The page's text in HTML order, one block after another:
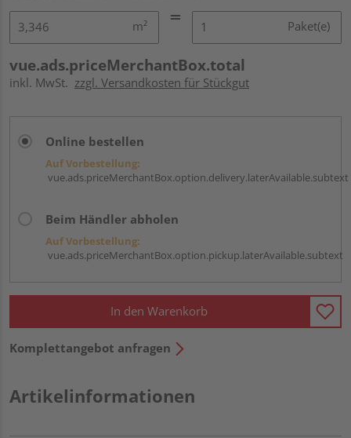
m² Paket(e)
vue.ads.priceMerchantBox.total
inkl. MwSt. zzgl. Versandkosten für Stückgut
Online bestellen
Auf Vorbestellung:
vue.ads.priceMerchantBox.option.delivery.laterAvailable.subtext
Beim Händler abholen
Auf Vorbestellung:
vue.ads.priceMerchantBox.option.pickup.laterAvailable.subtext
In den Warenkorb
Komplettangebot anfragen
Artikelinformationen